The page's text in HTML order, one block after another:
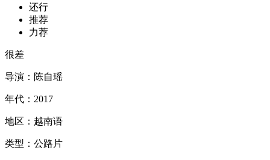
还行
推荐
力荐
很差
导演： 陈自瑶
年代： 2017
地区： 越南语
类型： 公路片